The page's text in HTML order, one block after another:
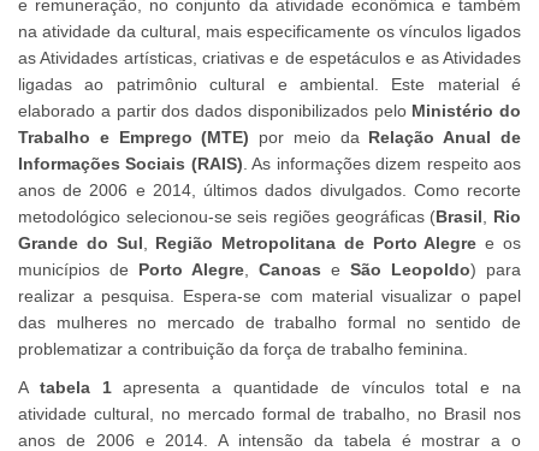
e remuneração, no conjunto da atividade econômica e também
na atividade da cultural, mais especificamente os vínculos ligados
as Atividades artísticas, criativas e de espetáculos e as Atividades
ligadas ao patrimônio cultural e ambiental. Este material é
elaborado a partir dos dados disponibilizados pelo Ministério do
Trabalho e Emprego (MTE) por meio da Relação Anual de
Informações Sociais (RAIS) . As informações dizem respeito aos
anos de 2006 e 2014, últimos dados divulgados. Como recorte
metodológico selecionou-se seis regiões geográficas (Brasil
Rio
Grande do Sul
Região Metropolitana de Porto Alegre e os
municípios de Porto Alegre Canoas e São Leopoldo) para
realizar a pesquisa. Espera-se com material visualizar o papel
das mulheres no mercado de trabalho formal no sentido de
problematizar a contribuição da força de trabalho feminina.
A tabela 1apresenta a quantidade de vínculos total e na
atividade cultural, no mercado formal de trabalho, no Brasil nos
anos de 2006 e 2014. A intensão da tabela é mostrar a o